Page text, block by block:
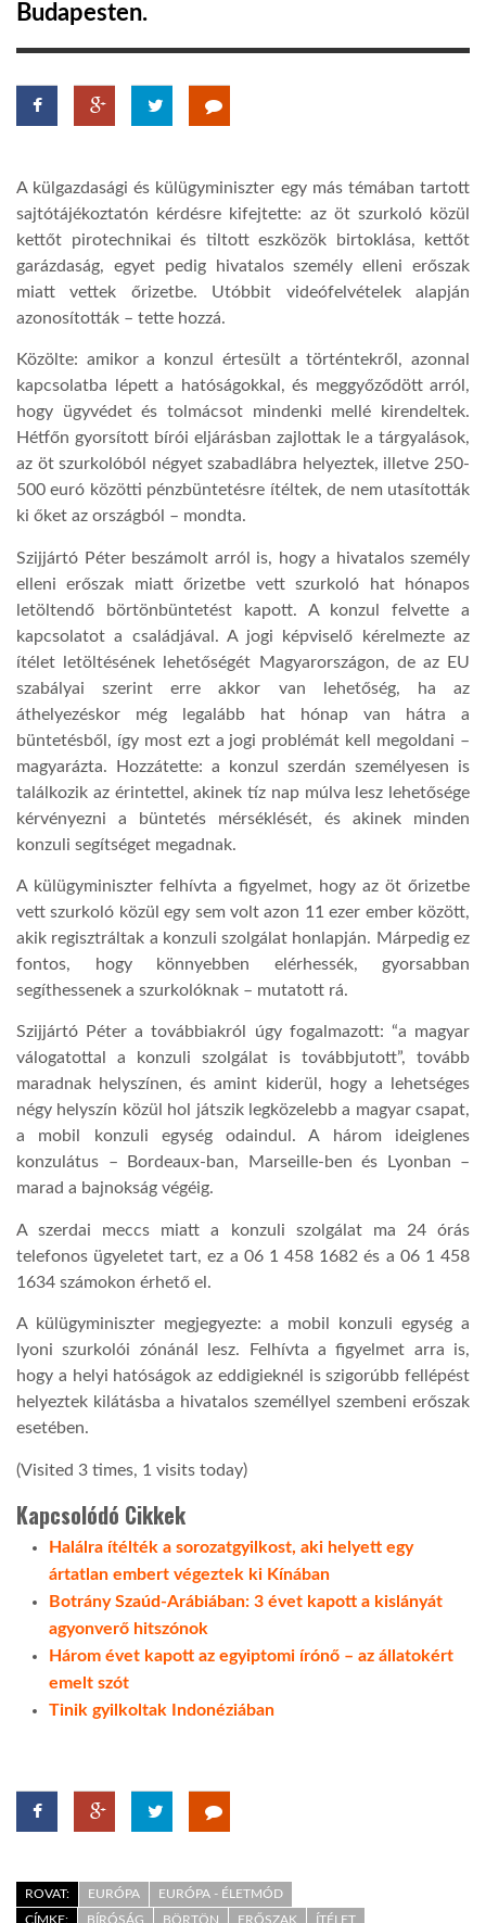
TROPICALMAGAZIN
A NAP SZÉPE
LINKTR.EE
DOBRAVERO.HU
LATIMO.HU
GLOBOBOOK
Budapesten.
A külgazdasági és külügyminiszter egy más témában tartott
sajtótájékoztatón kérdésre kifejtette: az öt szurkoló közül
kettőt pirotechnikai és tiltott eszközök birtoklása, kettőt
garázdaság, egyet pedig hivatalos személy elleni erőszak
miatt vettek őrizetbe. Utóbbit videófelvételek alapján
azonosították – tette hozzá.
Közölte: amikor a konzul értesült a történtekről, azonnal
kapcsolatba lépett a hatóságokkal, és meggyőződött arról,
hogy ügyvédet és tolmácsot mindenki mellé kirendeltek.
Hétfőn gyorsított bírói eljárásban zajlottak le a tárgyalások,
az öt szurkolóból négyet szabadlábra helyeztek, illetve 250-
500 euró közötti pénzbüntetésre ítéltek, de nem utasították
ki őket az országból – mondta.
Szijjártó Péter beszámolt arról is, hogy a hivatalos személy
elleni erőszak miatt őrizetbe vett szurkoló hat hónapos
letöltendő börtönbüntetést kapott. A konzul felvette a
kapcsolatot a családjával. A jogi képviselő kérelmezte az
ítélet letöltésének lehetőségét Magyarországon, de az EU
szabályai szerint erre akkor van lehetőség, ha az
áthelyezéskor még legalább hat hónap van hátra a
büntetésből, így most ezt a jogi problémát kell megoldani –
magyarázta. Hozzátette: a konzul szerdán személyesen is
találkozik az érintettel, akinek tíz nap múlva lesz lehetősége
kérvényezni a büntetés mérséklését, és akinek minden
konzuli segítséget megadnak.
A külügyminiszter felhívta a figyelmet, hogy az öt őrizetbe
vett szurkoló közül egy sem volt azon 11 ezer ember között,
akik regisztráltak a konzuli szolgálat honlapján. Márpedig ez
fontos, hogy könnyebben elérhessék, gyorsabban
segíthessenek a szurkolóknak – mutatott rá.
Szijjártó Péter a továbbiakról úgy fogalmazott: “a magyar
válogatottal a konzuli szolgálat is továbbjutott”, tovább
maradnak helyszínen, és amint kiderül, hogy a lehetséges
négy helyszín közül hol játszik legközelebb a magyar csapat,
a mobil konzuli egység odaindul. A három ideiglenes
konzulátus – Bordeaux-ban, Marseille-ben és Lyonban –
marad a bajnokság végéig.
A szerdai meccs miatt a konzuli szolgálat ma 24 órás
telefonos ügyeletet tart, ez a 06 1 458 1682 és a 06 1 458
1634 számokon érhető el.
A külügyminiszter megjegyezte: a mobil konzuli egység a
lyoni szurkolói zónánál lesz. Felhívta a figyelmet arra is,
hogy a helyi hatóságok az eddigieknél is szigorúbb fellépést
helyeztek kilátásba a hivatalos személlyel szembeni erőszak
esetében.
(Visited 3 times, 1 visits today)
Kapcsolódó Cikkek
Halálra ítélték a sorozatgyilkost, aki helyett egy
ártatlan embert végeztek ki Kínában
Botrány Szaúd-Arábiában: 3 évet kapott a kislányát
agyonverő hitszónok
Három évet kapott az egyiptomi írónő – az állatokért
emelt szót
Tinik gyilkoltak Indonéziában
ROVAT: EURÓPA
EURÓPA - ÉLETMÓD
CÍMKE:
BÍRÓSÁG BÖRTÖN ERŐSZAK ÍTÉLET